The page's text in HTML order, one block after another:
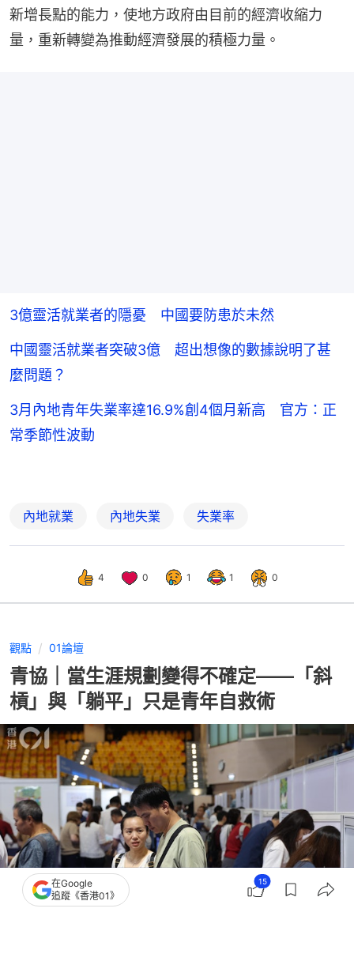
新增長點的能力，使地方政府由目前的經濟收縮力
量，重新轉變為推動經濟發展的積極力量。
3億靈活就業者的隱憂 中國要防患於未然
中國靈活就業者突破3億 超出想像的數據說明了甚
麼問題？
3月內地青年失業率達16.9%創4個月新高 官方：正
常季節性波動
內地就業 內地失業 失業率
4 0 1 1 0
觀點 01論壇
青協｜當生涯規劃變得不確定——「斜
槓」與「躺平」只是青年自救術
在Google
追蹤《香港01》
15